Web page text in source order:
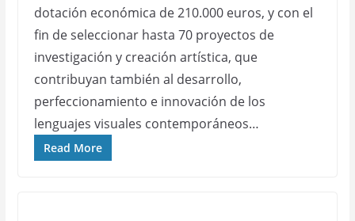
dotación económica de 210.000 euros, y con el
fin de seleccionar hasta 70 proyectos de
investigación y creación artística, que
contribuyan también al desarrollo,
perfeccionamiento e innovación de los
lenguajes visuales contemporáneos…
Read More